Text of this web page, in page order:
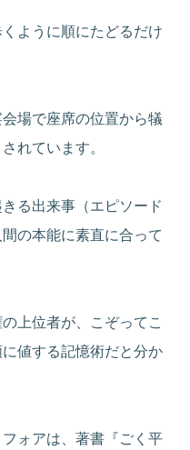
ように順にたどるだけ
場で座席の位置から犠
れています。
る出来事（エピソード
の本能に素直に合って
上位者が、こぞってこ
値する記憶術だと分か
ォアは、著書『ごく平